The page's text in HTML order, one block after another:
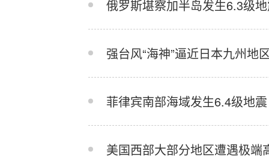
俄罗斯堪察加半岛发生6.3级
强台风“海神”逼近日本九州地
菲律宾南部海域发生6.4级地震
美国西部大部分地区遭遇极端